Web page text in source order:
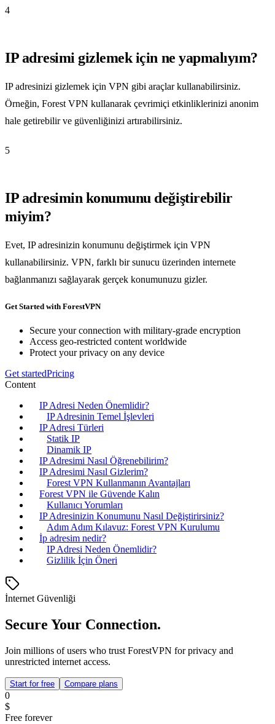
4
IP adresimi gizlemek için ne yapmalıyım?
IP adresinizi gizlemek için VPN gibi araçlar kullanabilirsiniz.
Örneğin, Forest VPN kullanarak çevrimiçi etkinliklerinizi anonim
hale getirebilir ve güvenliğinizi artırabilirsiniz.
5
IP adresimin konumunu değiştirebilir
miyim?
Evet, IP adresinizin konumunu değiştirmek için VPN
kullanabilirsiniz. VPN, farklı bir sunucu üzerinden internete
bağlanmanızı sağlayarak gerçek konumunuzu gizler.
Get Started with ForestVPN
Secure your connection with military-grade encryption
Access geo-restricted content worldwide
Protect your privacy on any device
Get startedPricing
Content
IP Adresi Neden Önemlidir?
IP Adresinin Temel İşlevleri
IP Adresi Türleri
Statik IP
Dinamik IP
IP Adresimi Nasıl Öğrenebilirim?
IP Adresimi Nasıl Gizlerim?
Forest VPN Kullanmanın Avantajları
Forest VPN ile Güvende Kalın
Kullanıcı Yorumları
IP Adresinizin Konumunu Nasıl Değiştirirsiniz?
Adım Adım Kılavuz: Forest VPN Kurulumu
İp adresim nedir?
IP Adresi Neden Önemlidir?
Gizlilik İçin Öneri
İnternet Güvenliği
Secure Your Connection.
Join millions of users who trust ForestVPN for privacy and
unrestricted internet access.
Start for free Compare plans
0
$
Free forever